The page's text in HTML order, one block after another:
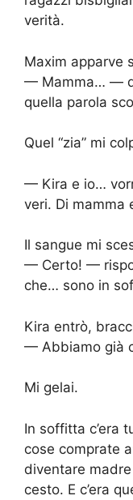
verità.
Maxim apparve
— Mamma… —
quella parola
Quel “zia” mi
— Kira e io…
veri. Di mamma
Il sangue mi
— Certo! —
che… sono in
Kira entrò,
— Abbiamo già
Mi gelai.
In soffitta c’era
cose comprate
diventare madre
cesto. E c’era